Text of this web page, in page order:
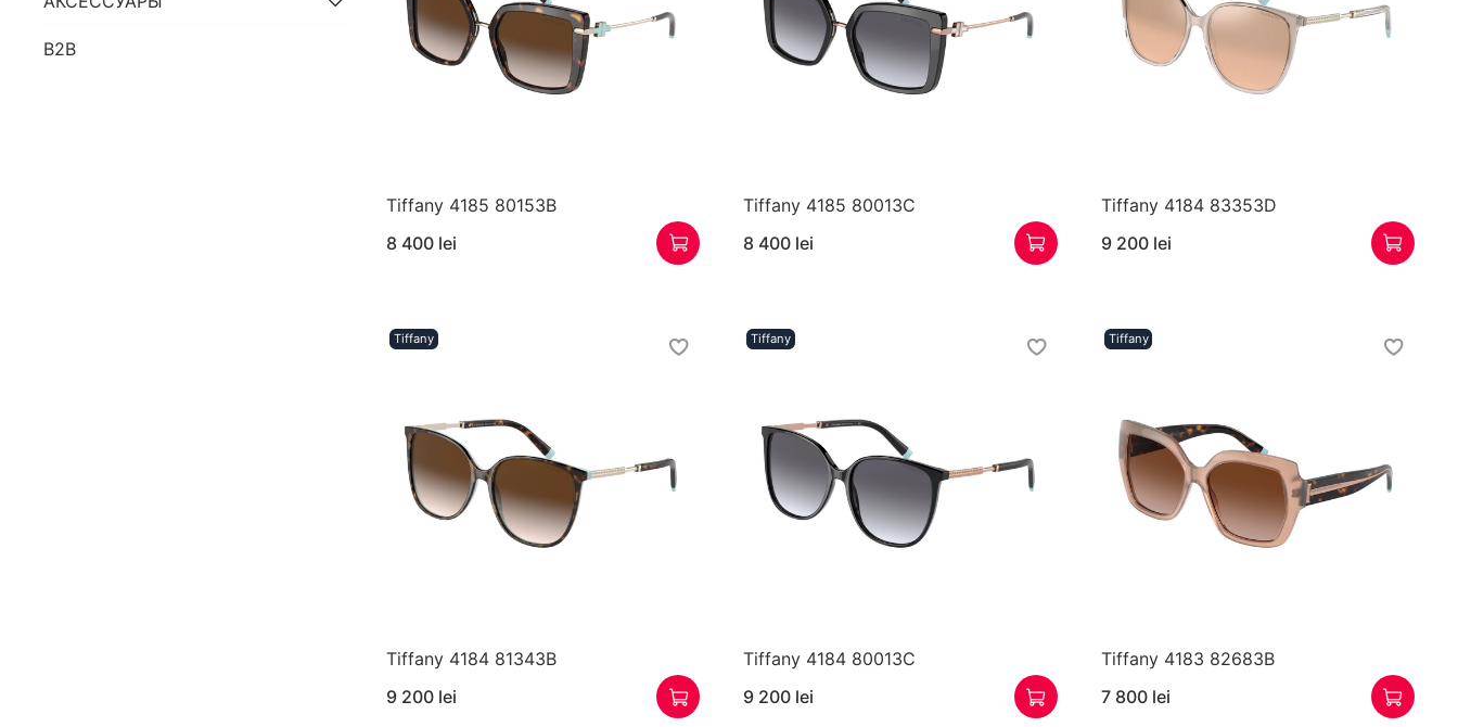
Tiffany 4185 80153B
8 400 lei
Tiffany 4185 80013C
8 400 lei
Tiffany 4184 83353D
9 200 lei
Tiffany
Tiffany 4184 81343B
9 200 lei
Tiffany
Tiffany 4184 80013C
9 200 lei
Tiffany
Tiffany 4183 82683B
7 800 lei
B2B